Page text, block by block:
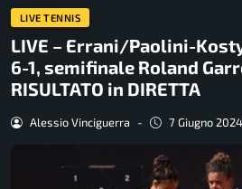
LIVE TENNIS
LIVE – Errani/Paolini-
6-1, semifinale Roland
RISULTATO in DIRETTA
Alessio Vinciguerra - 7 Giugno 2024